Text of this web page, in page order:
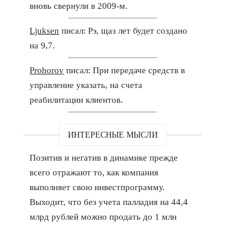
вновь свернули в 2009-м.
Ljuksen писал: Рэ, щаз лет будет создано
на 9,7.
Prohorov писал: При передаче средств в
управление указать, на счета
реабилитации клиентов.
ИНТЕРЕСНЫЕ МЫСЛИ
Позитив и негатив в динамике прежде
всего отражают то, как компания
выполняет свою инвестпрограмму.
Выходит, что без учета палладия на 44,4
млрд рублей можно продать до 1 млн